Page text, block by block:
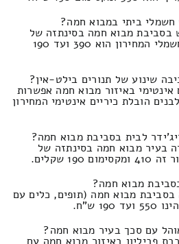
ביתי במבוא חמה?
בסביבת מבוא חמה בסינתזה של
התקנות הובלה של מייבש חשמלי המחירון הוא 390 ועד 190
שינוע של תנורים בילט-אין?
באיזור מבוא חמה אפשרות
הובלת כיריים אינטימי המחירון
לבית בסביבת מבוא חמה?
בעיר מבוא חמה בסינתזה של
שקלים.
מבוא חמה?
בסביבת מבוא חמה (תופים, כלים עם
ש"ח.
עם סכך בעיר מבוא חמה?